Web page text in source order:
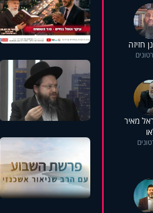
חזיזה
מאיר